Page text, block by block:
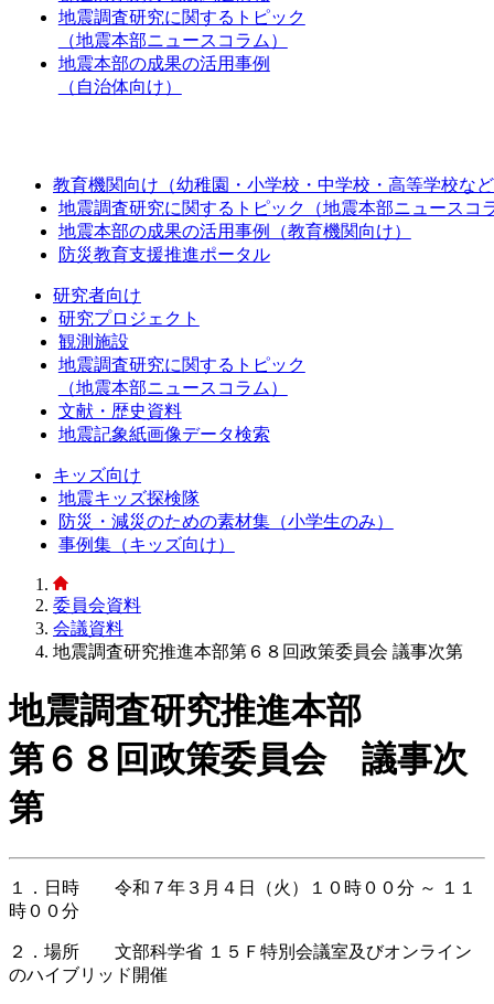
地震調査研究に関するトピック
（地震本部ニュースコラム）
地震本部の成果の活用事例
（自治体向け）
教育機関向け（幼稚園・小学校・中学校・高等学校な
地震調査研究に関するトピック（地震本部ニュースコ
地震本部の成果の活用事例（教育機関向け）
防災教育支援推進ポータル
研究者向け
研究プロジェクト
観測施設
地震調査研究に関するトピック
（地震本部ニュースコラム）
文献・歴史資料
地震記象紙画像データ検索
キッズ向け
地震キッズ探検隊
防災・減災のための素材集（小学生のみ）
事例集（キッズ向け）
委員会資料
会議資料
地震調査研究推進本部第６８回政策委員会 議事次第
地震調査研究推進本部
第６８回政策委員会 議事次
第
１．日時 令和７年３月４日（火）１０時００分 ～ １１
時００分
２．場所 文部科学省 １５Ｆ特別会議室及びオンライン
のハイブリッド開催